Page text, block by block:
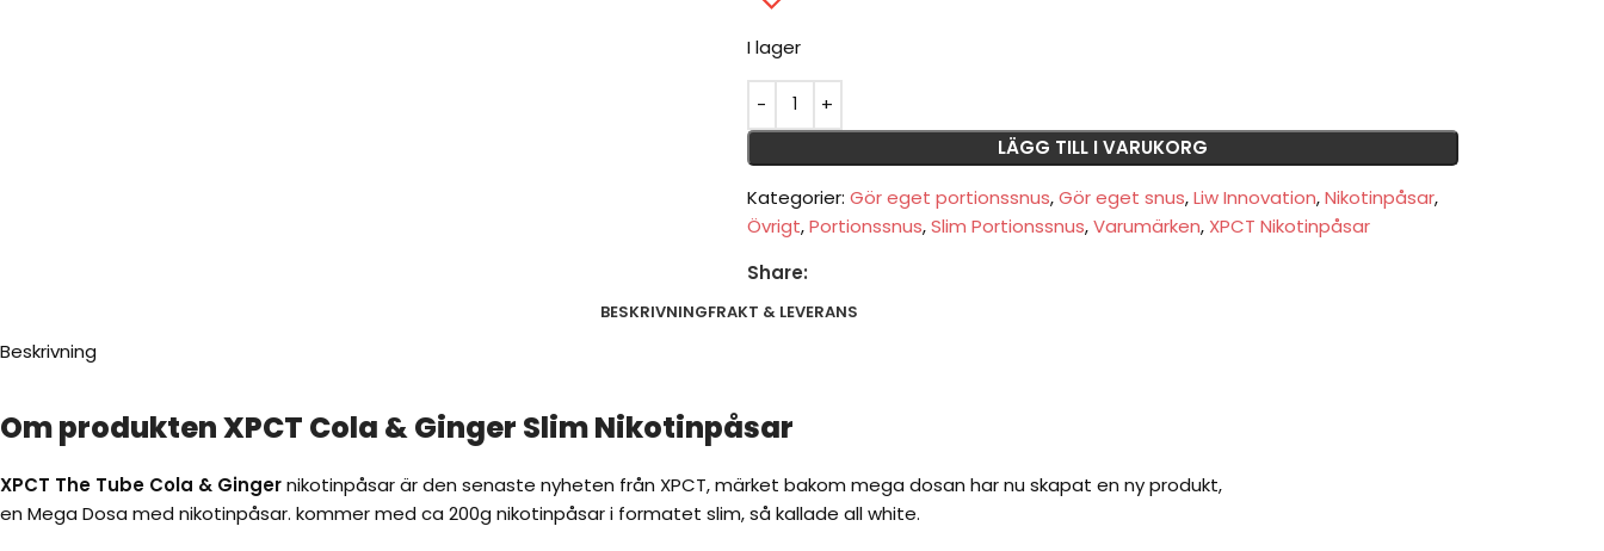
I lager
LÄGG TILL I VARUKORG
Kategorier: Gör eget portionssnus,Gör eget snus,Liw Innovation,Nikotinpåsar,
Övrigt,Portionssnus,Slim Portionssnus,Varumärken, XPCT Nikotinpåsar
Share:
BESKRIVNINGFRAKT & LEVERANS
Beskrivning
Om produkten XPCT Cola & Ginger Slim Nikotinpåsar
XPCT The Tube Cola & Gingernikotinpåsar är den senaste nyheten från XPCT, märket bakom mega dosan har nu skapat en ny produkt,
en Mega Dosa med nikotinpåsar. kommer med ca 200g nikotinpåsar i formatet slim, så kallade all white.